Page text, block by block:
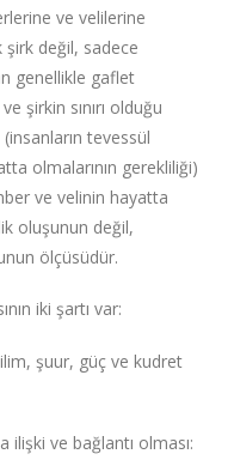
ve velilerine
değil, sadece
genellikle gaflet
şirkin sınırı olduğu
tevessül
olmalarının gerekliliği)
ve velinin hayatta
oluşunun değil,
ölçüsüdür.
iki şartı var:
şuur, güç ve kudret
ilişki ve bağlantı olması: